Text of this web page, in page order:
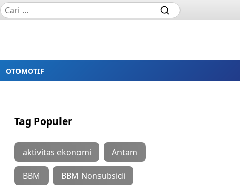
OTOMOTIF
Tag Populer
aktivitas ekonomi Antam
BBM BBM Nonsubsidi